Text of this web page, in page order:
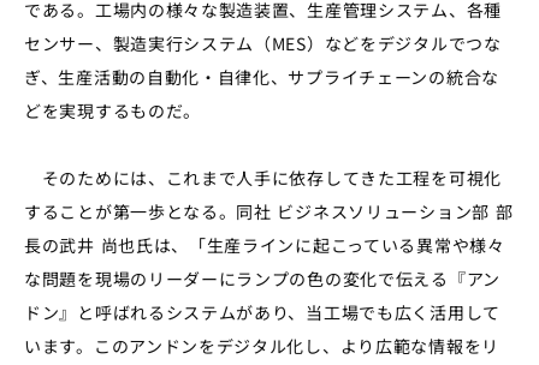
である。工場内の様々な製造装置、生産管理システム、各種
センサー、製造実行システム（MES）などをデジタルでつな
ぎ、生産活動の自動化・自律化、サプライチェーンの統合な
どを実現するものだ。
そのためには、これまで人手に依存してきた工程を可視化
することが第一歩となる。同社 ビジネスソリューション部 部
長の武井 尚也氏は、「生産ラインに起こっている異常や様々
な問題を現場のリーダーにランプの色の変化で伝える『アン
ドン』と呼ばれるシステムがあり、当工場でも広く活用して
います。このアンドンをデジタル化し、より広範な情報をリ